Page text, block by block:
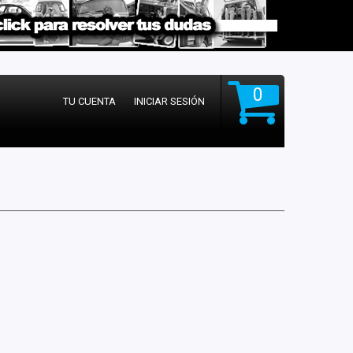
0
TU CUENTA INICIAR SESIÓN